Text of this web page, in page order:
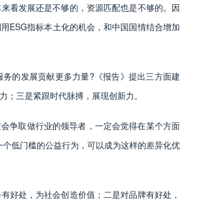
看发展还是不够的，资源匹配也是不够的。因
ESG指标本土化的机会，和中国国情结合增加
的发展贡献更多力量?《报告》提出三方面建
三是紧跟时代脉搏，展现创新力。
争取做行业的领导者，一定会觉得在某个方面
低门槛的公益行为，可以成为这样的差异化优
好处，为社会创造价值；二是对品牌有好处，